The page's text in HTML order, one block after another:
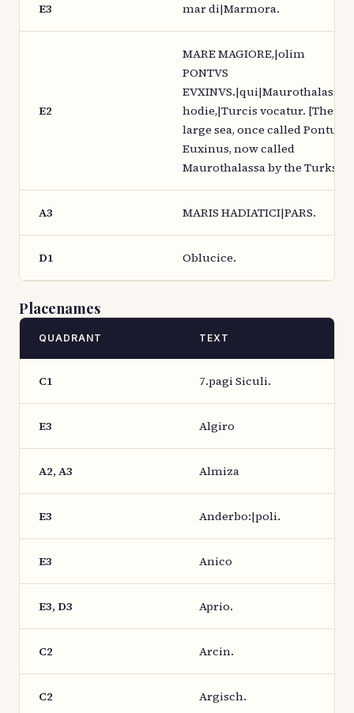
E3 mar di|Marmora.
E2
MARE MAGIORE,|olim
PONTVS
EVXINVS.|qui|Maurothalassa
hodie,|Turcis vocatur. [The
large sea, once called Pontus
Euxinus, now called
Maurothalassa by the Turks.]
A3 MARIS HADIATICI|PARS.
D1 Oblucice.
Placenames
QUADRANT TEXT
C1 7.pagi Siculi.
E3 Algiro
A2, A3 Almiza
E3 Anderbo:|poli.
E3 Anico
E3, D3 Aprio.
C2 Arcin.
C2 Argisch.